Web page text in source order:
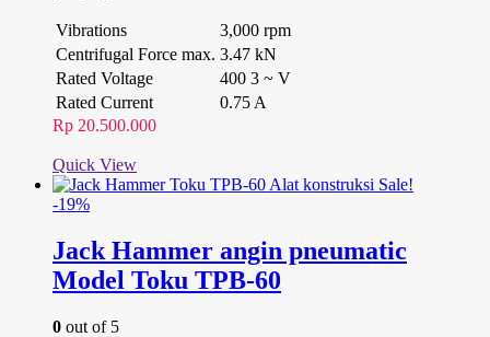
Vibrations
3,000 rpm
Centrifugal Force max. 3.47 kN
Rated Voltage
400 3 ~ V
Rated Current
0.75 A
Rp 20.500.000
Quick View
Sale!
-19%
Jack Hammer angin pneumatic
Model Toku TPB-60
0 out of 5